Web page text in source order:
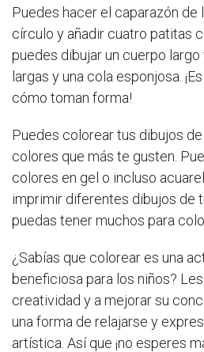
Puedes hacer el caparazón de
círculo y añadir cuatro patitas
puedes dibujar un cuerpo
largas y una cola esponjosa.
cómo toman forma!
Puedes colorear tus dibujos
colores que más te gusten.
colores en gel o incluso
imprimir diferentes dibujos de
puedas tener muchos para
¿Sabías que colorear es una
beneficiosa para los niños?
creatividad y a mejorar su
una forma de relajarse y
artística. Así que ¡no esperes